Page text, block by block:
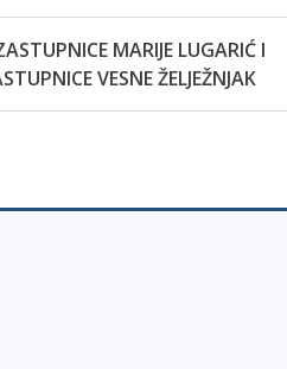
MARIJE LUGARIĆ I
VESNE ŽELJEŽNJAK